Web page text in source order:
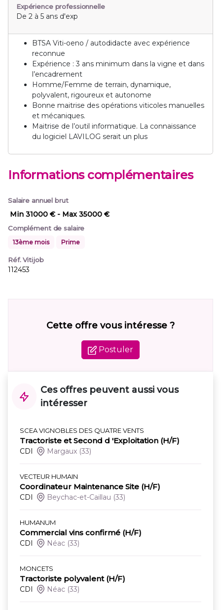
Expérience professionnelle
De 2 à 5 ans d'exp
BTSA Viti-oeno / autodidacte avec expérience
reconnue
Expérience : 3 ans minimum dans la vigne et dans
l’encadrement
Homme/Femme de terrain, dynamique,
polyvalent, rigoureux et autonome
Bonne maitrise des opérations viticoles manuelles
et mécaniques.
Maitrise de l’outil informatique. La connaissance
du logiciel LAVILOG serait un plus
Informations complémentaires
Salaire annuel brut
Min 31000 € - Max 35000 €
Complément de salaire
13ème mois Prime
Réf. Vitijob
112453
Cette offre vous intéresse ?
Postuler
Ces offres peuvent aussi vous
intéresser
SCEA VIGNOBLES DES QUATRE VENTS
Tractoriste et Second d 'Exploitation (H/F)
CDI Margaux (33)
VECTEUR HUMAIN
Coordinateur Maintenance Site (H/F)
CDI Beychac-et-Caillau (33)
HUMANUM
Commercial vins confirmé (H/F)
CDI Néac (33)
MONCETS
Tractoriste polyvalent (H/F)
CDI Néac (33)